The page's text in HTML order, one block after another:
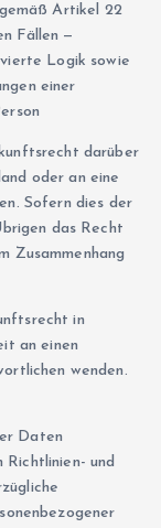
Artikel 22
Fällen —
Logik sowie
einer
darüber
oder an eine
Sofern dies der
das Recht
Zusammenhang
in
an einen
wenden.
Daten
und